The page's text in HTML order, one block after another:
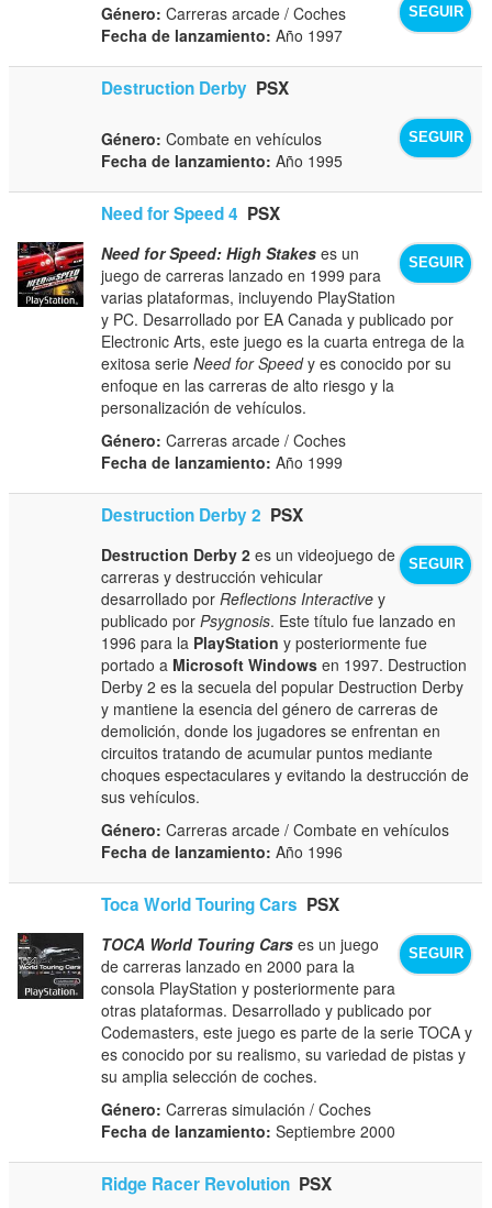
SEGUIR
Género: Carreras arcade / Coches
Fecha de lanzamiento: Año 1997
Destruction Derby PSX
SEGUIR
Género: Combate en vehículos
Fecha de lanzamiento: Año 1995
Need for Speed 4 PSX
SEGUIR
Need for Speed: High Stakes es un
juego de carreras lanzado en 1999 para
varias plataformas, incluyendo PlayStation
y PC. Desarrollado por EA Canada y publicado por
Electronic Arts, este juego es la cuarta entrega de la
exitosa serieNeed for Speedy es conocido por su
enfoque en las carreras de alto riesgo y la
personalización de vehículos.
Género: Carreras arcade / Coches
Fecha de lanzamiento: Año 1999
Destruction Derby 2 PSX
SEGUIR
Destruction Derby 2 es un videojuego de
carreras y destrucción vehicular
desarrollado por Reflections Interactive y
publicado porPsygnosis. Este título fue lanzado en
1996 para la PlayStation y posteriormente fue
portado a Microsoft Windows en 1997. Destruction
Derby 2 es la secuela del popular Destruction Derby
y mantiene la esencia del género de carreras de
demolición, donde los jugadores se enfrentan en
circuitos tratando de acumular puntos mediante
choques espectaculares y evitando la destrucción de
sus vehículos.
Género: Carreras arcade / Combate en vehículos
Fecha de lanzamiento: Año 1996
Toca World Touring Cars PSX
SEGUIR
TOCA World Touring Cars es un juego
de carreras lanzado en 2000 para la
consola PlayStation y posteriormente para
otras plataformas. Desarrollado y publicado por
Codemasters, este juego es parte de la serie TOCA y
es conocido por su realismo, su variedad de pistas y
su amplia selección de coches.
Género: Carreras simulación / Coches
Fecha de lanzamiento: Septiembre 2000
Ridge Racer Revolution PSX